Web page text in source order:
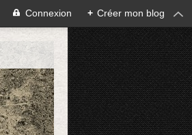
Connexion + Créer mon blog